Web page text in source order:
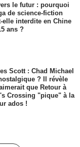
le futur : pourquoi
de science-fiction
elle interdite en Chine
ans ?
Scott : Chad Michael
? Il révèle
que Retour à
Crossing "pique" à la
ados !